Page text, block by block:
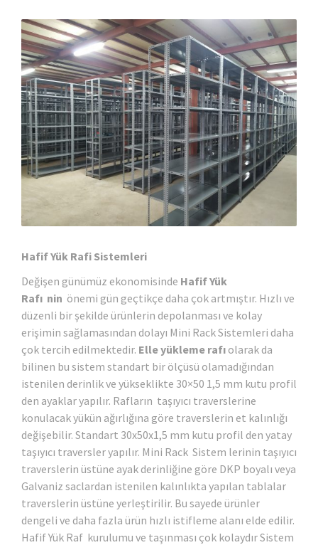
Hafif Yük Rafi Sistemleri
Değişen günümüz ekonomisinde Hafif Yük
Rafı nin önemi gün geçtikçe daha çok artmıştır. Hızlı ve
düzenli bir şekilde ürünlerin depolanması ve kolay
erişimin sağlamasından dolayı Mini Rack Sistemleri daha
çok tercih edilmektedir. Elle yükleme rafı olarak da
bilinen bu sistem standart bir ölçüsü olamadığından
istenilen derinlik ve yükseklikte 30×50 1,5 mm kutu profil
den ayaklar yapılır. Rafların taşıyıcı traverslerine
konulacak yükün ağırlığına göre traverslerin et kalınlığı
değişebilir. Standart 30x50x1,5 mm kutu profil den yatay
taşıyıcı traversler yapılır. Mini Rack Sistem lerinin taşıyıcı
traverslerin üstüne ayak derinliğine göre DKP boyalı veya
Galvaniz saclardan istenilen kalınlıkta yapılan tablalar
traverslerin üstüne yerleştirilir. Bu sayede ürünler
dengeli ve daha fazla ürün hızlı istifleme alanı elde edilir.
Hafif Yük Raf kurulumu ve taşınması çok kolaydır Sistem